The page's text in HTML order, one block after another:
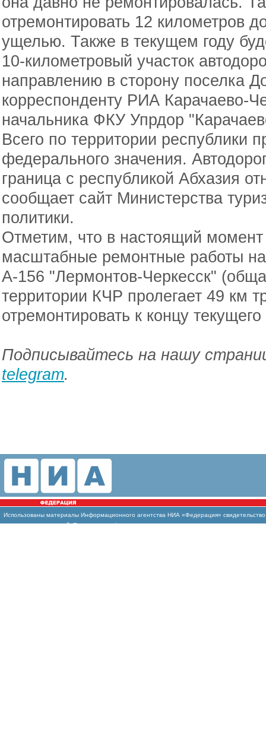
отремонтировать 12 километров
ущелью. Также в текущем году
10-километровый участок
направлению в сторону поселка
корреспонденту РИА Карачаево-
начальника ФКУ Упрдор
Всего по территории республики
федерального значения.
граница с республикой Абхазия
сообщает сайт Министерства
политики.
Отметим, что в настоящий момент
масштабные ремонтные работы
А-156 "Лермонтов-Черкесск"
территории КЧР пролегает 49 км
отремонтировать к концу текущего
Подписывайтесь на нашу
telegram.
Использованы материалы Информационного агентства НИА «Федерация»
массовых коммуникаций (Роскомнадзор)